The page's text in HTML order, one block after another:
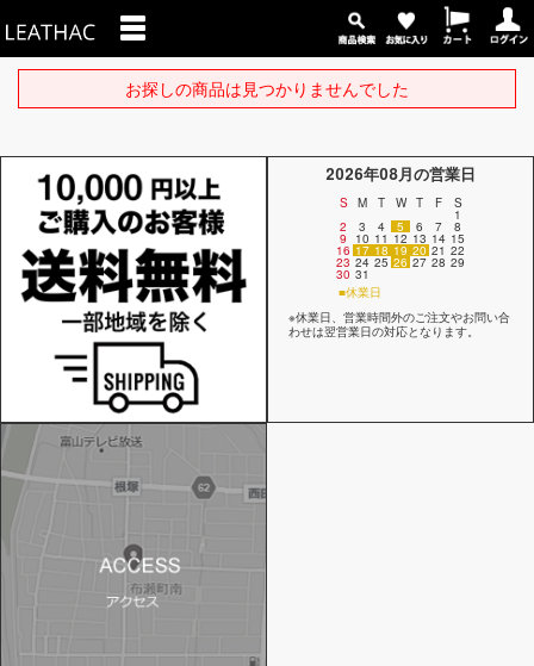
お探しの商品は見つかりませんでした
2026年08月の営業日
S M T W T F S
1
2 3 4 5 6 7 8
9 10 11 12 13 14 15
16 17 18 19 20 21 22
23 24 25 26 27 28 29
30 31
■休業日
※休業日、営業時間外のご注文やお問い合
わせは翌営業日の対応となります。